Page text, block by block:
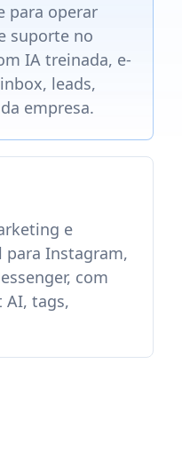
para operar
suporte no
IA treinada, e-
leads,
empresa.
e
Instagram,
com
AI, tags,